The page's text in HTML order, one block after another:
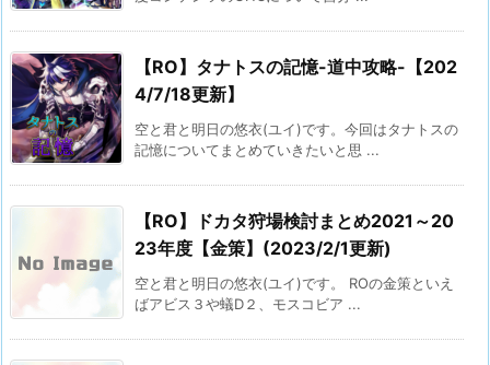
【RO】タナトスの記憶-道中攻略-【202
4/7/18更新】
空と君と明日の悠衣(ユイ)です。今回はタナトスの
記憶についてまとめていきたいと思 ...
【RO】ドカタ狩場検討まとめ2021～20
23年度【金策】(2023/2/1更新)
空と君と明日の悠衣(ユイ)です。 ROの金策といえ
ばアビス３や蟻D２、モスコビア ...